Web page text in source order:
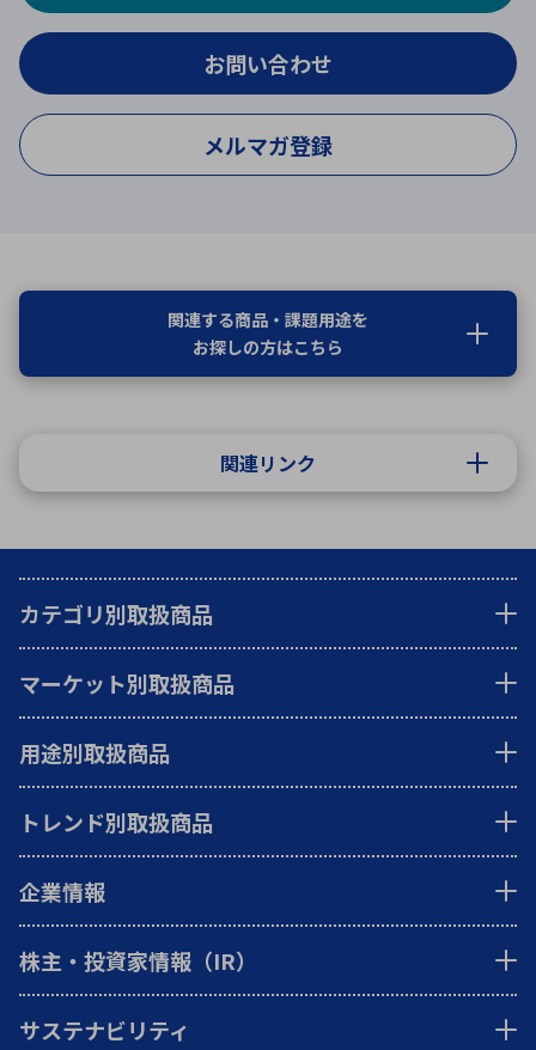
お問い合わせ
メルマガ登録
関連する商品・課題用途を
お探しの方はこちら
関連リンク
カテゴリ別取扱商品
マーケット別取扱商品
用途別取扱商品
トレンド別取扱商品
企業情報
株主・投資家情報（IR）
サステナビリティ